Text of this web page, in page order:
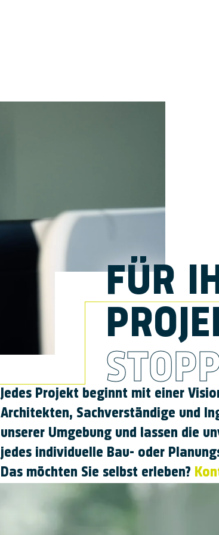
FÜR
Jedes Projekt beginnt mit einer
Archi­tekten, Sach­ver­ständige und
unserer Um­gebung und lassen die
jedes indi­vidu­elle Bau- oder
Das möchten Sie selbst er­leben?